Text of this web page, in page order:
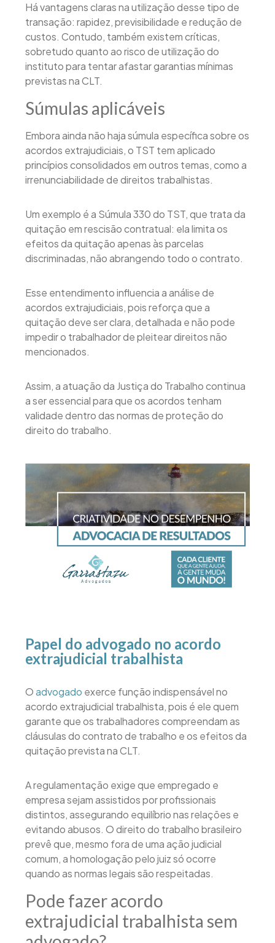
Há vantagens claras na utilização desse tipo de
transação: rapidez, previsibilidade e redução de
custos. Contudo, também existem críticas,
sobretudo quanto ao risco de utilização do
instituto para tentar afastar garantias mínimas
previstas na CLT.
Súmulas aplicáveis
Embora ainda não haja súmula específica sobre os
acordos extrajudiciais, o TST tem aplicado
princípios consolidados em outros temas, como a
irrenunciabilidade de direitos trabalhistas.
Um exemplo é a Súmula 330 do TST, que trata da
quitação em rescisão contratual: ela limita os
efeitos da quitação apenas às parcelas
discriminadas, não abrangendo todo o contrato.
Esse entendimento influencia a análise de
acordos extrajudiciais, pois reforça que a
quitação deve ser clara, detalhada e não pode
impedir o trabalhador de pleitear direitos não
mencionados.
Assim, a atuação da Justiça do Trabalho continua
a ser essencial para que os acordos tenham
validade dentro das normas de proteção do
direito do trabalho.
Papel do advogado no acordo
extrajudicial trabalhista
Oadvogado exerce função indispensável no
acordo extrajudicial trabalhista, pois é ele quem
garante que os trabalhadores compreendam as
cláusulas do contrato de trabalho e os efeitos da
quitação prevista na CLT.
A regulamentação exige que empregado e
empresa sejam assistidos por profissionais
distintos, assegurando equilíbrio nas relações e
evitando abusos. O direito do trabalho brasileiro
prevê que, mesmo fora de uma ação judicial
comum, a homologação pelo juiz só ocorre
quando as normas legais são respeitadas.
Pode fazer acordo
extrajudicial trabalhista sem